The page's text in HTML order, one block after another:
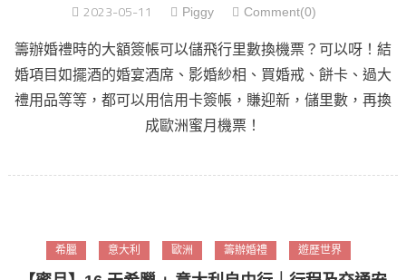
2023-05-11 Piggy Comment(0)
籌辦婚禮時的大額簽帳可以儲飛行里數換機票？可以呀！結
婚項目如擺酒的婚宴酒席、影婚紗相、買婚戒、餅卡、過大
禮用品等等，都可以用信用卡簽帳，賺迎新，儲里數，再換
成歐洲蜜月機票！
希臘 意大利 歐洲 籌辦婚禮 遊歷世界